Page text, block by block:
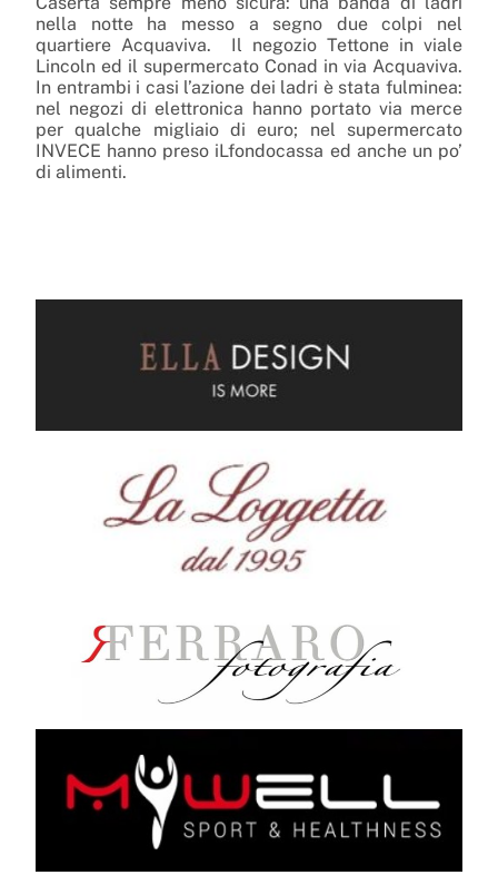
nella notte ha messo a segno due colpi nel
quartiere Acquaviva. Il negozio Tettone in viale
Lincoln ed il supermercato Conad in via Acquaviva.
In entrambi i casi l’azione dei ladri è stata fulminea:
nel negozi di elettronica hanno portato via merce
per qualche migliaio di euro; nel supermercato
INVECE hanno preso iLfondocassa ed anche un po’
di alimenti.